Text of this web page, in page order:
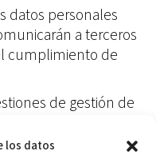
los datos
datos personales
a terceros
cumplimiento de
de gestión de
de terceros, que
con